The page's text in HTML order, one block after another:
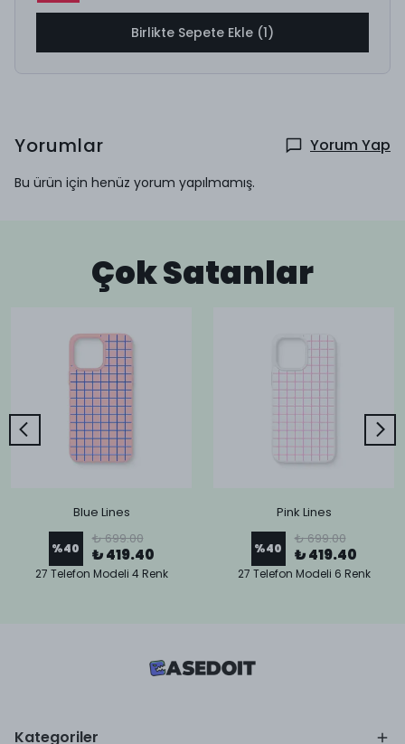
Birlikte Sepete Ekle (1)
Yorumlar Yorum Yap
Bu ürün için henüz yorum yapılmamış.
Çok Satanlar
Blue Lines
%40
₺ 699.00
₺ 419.40
27 Telefon Modeli 4 Renk
Pink Lines
%40
₺ 699.00
₺ 419.40
27 Telefon Modeli 6 Renk
Kategoriler